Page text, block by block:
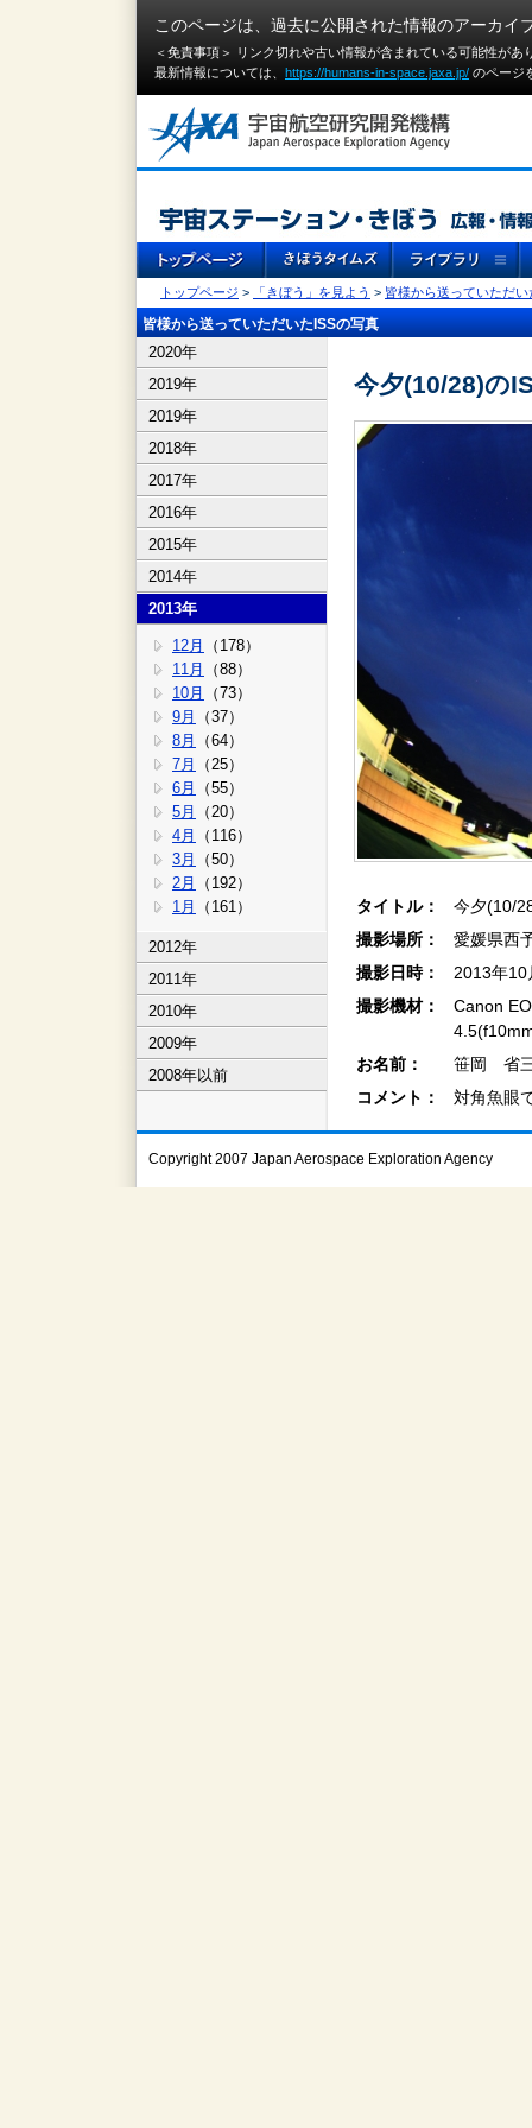
このページは、過去に公開された情報のアーカイ
＜免責事項＞ リンク切れや古い情報が含まれている可能性が
最新情報については、 https://humans-in-space.jaxa.jp/ のページ
トップページ > 「きぼう」を見よう > 皆様から送っていただい
皆様から送っていただいたISSの写真
2020年
2019年
2019年
2018年
2017年
2016年
2015年
2014年
2013年
12月
（178）
11月
（88）
10月
（73）
9月
（37）
8月
（64）
7月
（25）
6月
（55）
5月
（20）
4月
（116）
3月
（50）
2月
（192）
1月
（161）
2012年
2011年
2010年
2009年
2008年以前
今夕(10/28)の
タイトル：
今夕(10/
撮影場所：
愛媛県西
撮影日時：
2013年
撮影機材：
Canon
お名前：
笹岡 省
コメント：
対角魚眼
Copyright 2007 Japan Aerospace Exploration Agency